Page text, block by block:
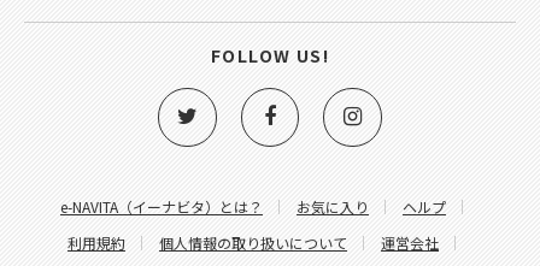
e-NAVITA（イーナビタ）とは？ お気に入り
ヘルプ
利用規約
個人情報の取り扱いについて 運営会社
FOLLOW US!